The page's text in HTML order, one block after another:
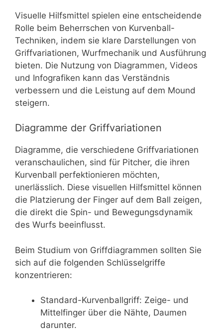
Visuelle Hilfsmittel spielen eine entscheidende
Rolle beim Beherrschen von Kurvenball-
Techniken, indem sie klare Darstellungen von
Griffvariationen, Wurfmechanik und Ausführung
bieten. Die Nutzung von Diagrammen, Videos
und Infografiken kann das Verständnis
verbessern und die Leistung auf dem Mound
steigern.
Diagramme der Griffvariationen
Diagramme, die verschiedene Griffvariationen
veranschaulichen, sind für Pitcher, die ihren
Kurvenball perfektionieren möchten,
unerlässlich. Diese visuellen Hilfsmittel können
die Platzierung der Finger auf dem Ball zeigen,
die direkt die Spin- und Bewegungsdynamik
des Wurfs beeinflusst.
Beim Studium von Griffdiagrammen sollten Sie
sich auf die folgenden Schlüsselgriffe
konzentrieren:
Standard-Kurvenballgriff: Zeige- und
Mittelfinger über die Nähte, Daumen
darunter.